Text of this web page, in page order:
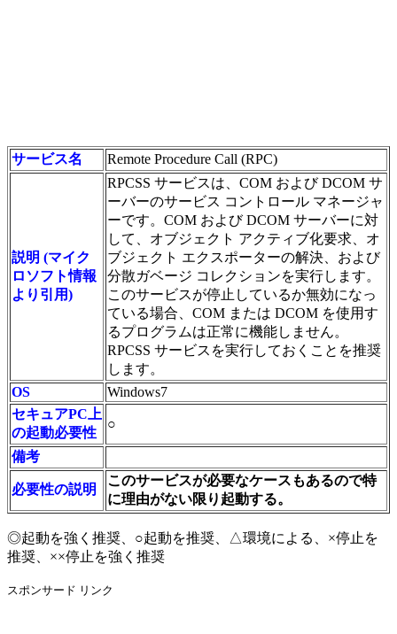
サービス名 Remote Procedure Call (RPC)
説明 (マイク
ロソフト情報
より引用)
RPCSS サービスは、COM および DCOM サ
ーバーのサービス コントロール マネージャ
ーです。COM および DCOM サーバーに対
して、オブジェクト アクティブ化要求、オ
ブジェクト エクスポーターの解決、および
分散ガベージ コレクションを実行します。
このサービスが停止しているか無効になっ
ている場合、COM または DCOM を使用す
るプログラムは正常に機能しません。
RPCSS サービスを実行しておくことを推奨
します。
OS
Windows7
セキュアPC上
の起動必要性
○
備考
必要性の説明
このサービスが必要なケースもあるので特
に理由がない限り起動する。
◎起動を強く推奨、○起動を推奨、△環境による、×停止を
推奨、××停止を強く推奨
スポンサード リンク